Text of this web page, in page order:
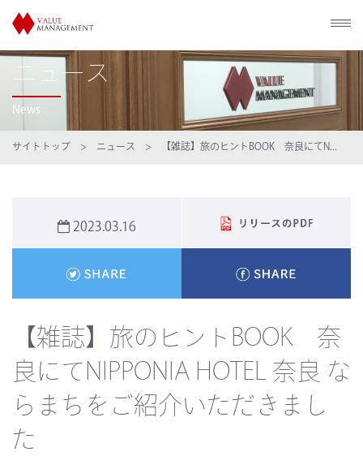
ニュース
News
サイトトップ > ニュース > 【雑誌】旅のヒントBOOK 奈良にてN...
2023.03.16
【雑誌】旅のヒントBOOK 奈
良にてNIPPONIA HOTEL 奈良 な
らまちをご紹介いただきまし
た